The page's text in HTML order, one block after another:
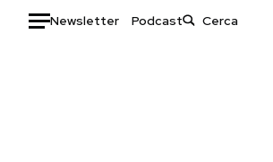
Newsletter Podcast